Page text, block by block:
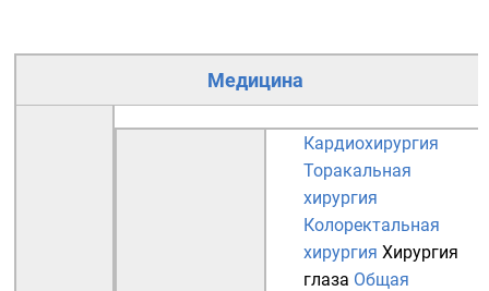
Медицина
Кардиохирургия
Торакальная
хирургия
Колоректальная
хирургия Хирургия
глаза Общая